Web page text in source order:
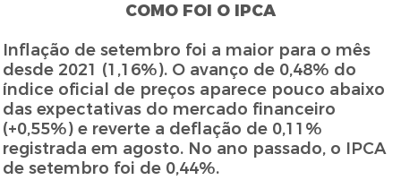
COMO FOI O IPCA
Inflação de setembro foi a maior para o mês
desde 2021 (1,16%). O avanço de 0,48% do
índice oficial de preços aparece pouco abaixo
das expectativas do mercado financeiro
(+0,55%) e reverte a deflação de 0,11%
registrada em agosto. No ano passado, o IPCA
de setembro foi de 0,44%.